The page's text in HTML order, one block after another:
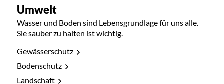
Umwelt
Wasser und Boden sind Lebensgrundlage für uns alle.
Sie sauber zu halten ist wichtig.
Gewässerschutz
Bodenschutz
Landschaft